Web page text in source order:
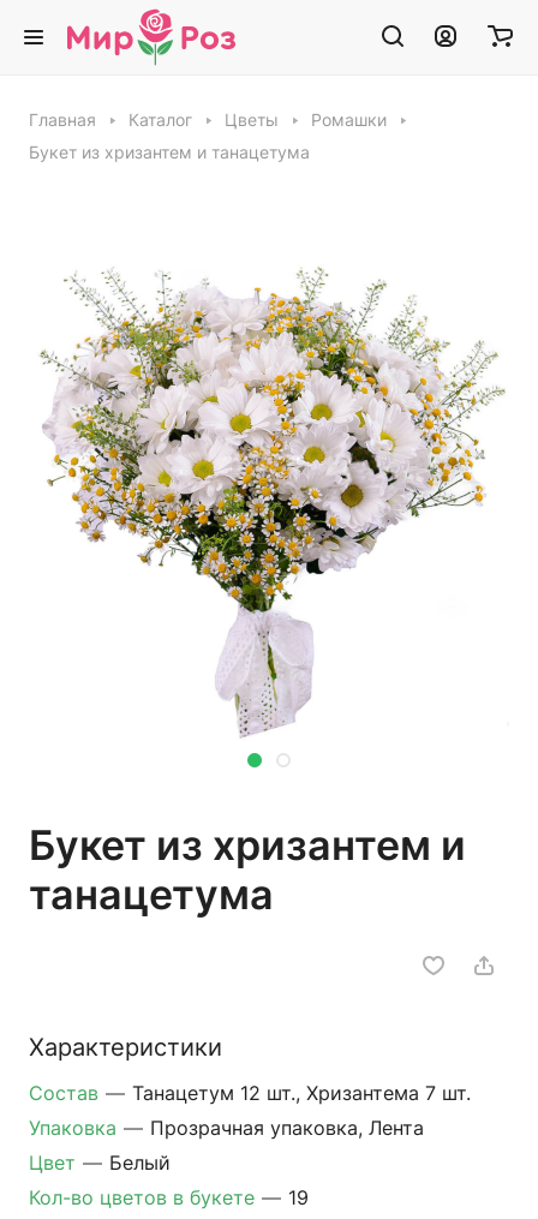
Главная Каталог Цветы
Ромашки
Букет из хризантем и танацетума
Букет из хризантем и
танацетума
Характеристики
Состав — Танацетум 12 шт., Хризантема 7 шт.
Упаковка — Прозрачная упаковка, Лента
Цвет — Белый
Кол-во цветов в букете — 19